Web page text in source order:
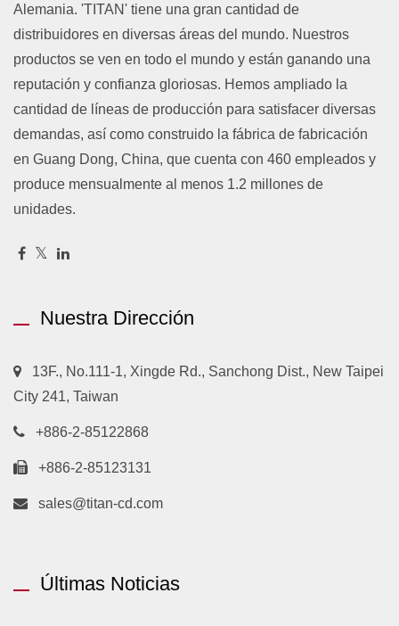
Alemania. 'TITAN' tiene una gran cantidad de
distribuidores en diversas áreas del mundo. Nuestros
productos se ven en todo el mundo y están ganando una
reputación y confianza gloriosas. Hemos ampliado la
cantidad de líneas de producción para satisfacer diversas
demandas, así como construido la fábrica de fabricación
en Guang Dong, China, que cuenta con 460 empleados y
produce mensualmente al menos 1.2 millones de
unidades.
Nuestra Dirección
13F., No.111-1, Xingde Rd., Sanchong Dist., New Taipei
City 241, Taiwan
+886-2-85122868
+886-2-85123131
sales@titan-cd.com
Últimas Noticias